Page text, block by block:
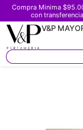
Compra Minima
con
V&P